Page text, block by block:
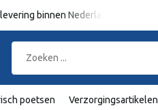
binnen Nederland en België
poetsen Verzorgingsartikelen